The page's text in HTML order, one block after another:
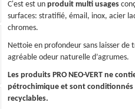
C'est est un produit multi usages
surfaces: stratifié, émail, inox, acier
chromes.
Nettoie en profondeur sans laisser de
agréable odeur naturelle d’agrumes.
Les produits PRO NEO-VERT ne
pétrochimique et sont
recyclables.